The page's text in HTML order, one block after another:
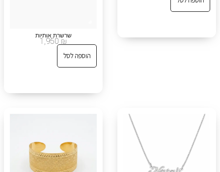
שרשרת אותיות
1,950 ₪
הוספה לסל